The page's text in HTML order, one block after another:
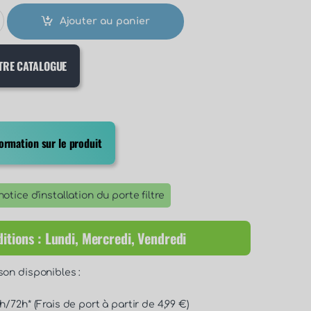
Ajouter au panier
CATALOGUE
sur le produit
d'installation du porte filtre
: Lundi, Mercredi, Vendredi
disponibles :
72h* (Frais de port à partir de 4,99 €)